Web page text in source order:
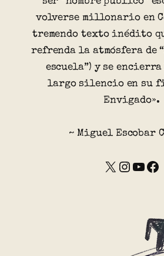
volverse millonario en
tremendo texto inédito
refrenda la atmósfera de
escuela”) y se
largo silencio en su
Envigado».
~ Miguel Escobar
X Instagram YouTube Facebook